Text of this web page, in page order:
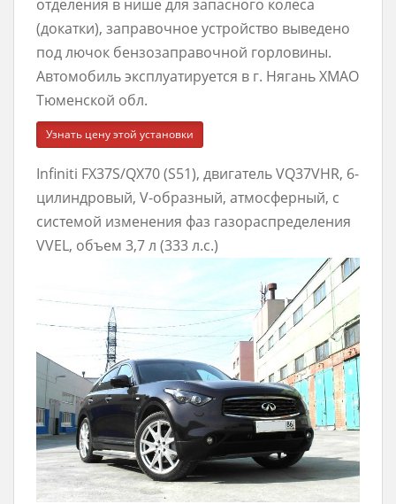
отделения в нише для запасного колеса
(докатки), заправочное устройство выведено
под лючок бензозаправочной горловины.
Автомобиль эксплуатируется в г. Нягань ХМАО
Тюменской обл.
Узнать цену этой установки
Infiniti FX37S/QX70 (S51), двигатель VQ37VHR, 6-
цилиндровый, V-образный, атмосферный, с
системой изменения фаз газораспределения
VVEL, объем 3,7 л (333 л.с.)